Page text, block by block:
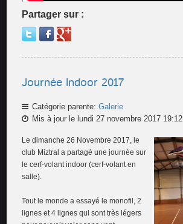
Partager sur :
Journée Indoor 2017
Catégorie parente:Galerie
Mis à jour le lundi 27 novembre 2017 19:12
Le dimanche 26 Novembre 2017, le
club Miztral a partagé une journée sur
le cerf-volant indoor (cerf-volant en
salle).
Tout le monde a essayé le monofil, 2
lignes et 4 lignes qui sont très légers